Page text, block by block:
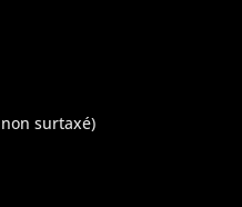
surtaxé)